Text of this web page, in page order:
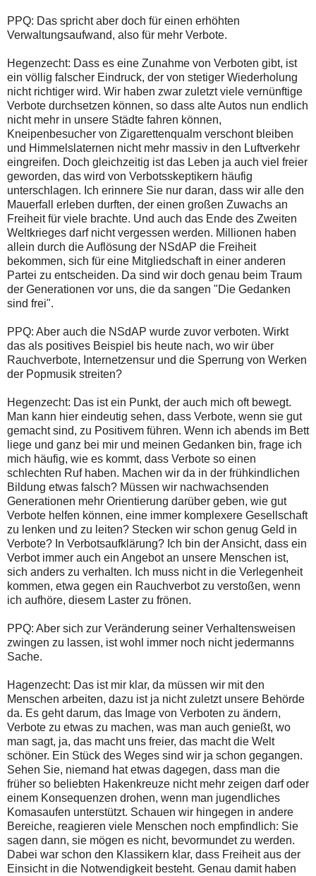
PPQ: Das spricht aber doch für einen erhöhten
Verwaltungsaufwand, also für mehr Verbote.
Hegenzecht: Dass es eine Zunahme von Verboten gibt, ist
ein völlig falscher Eindruck, der von stetiger Wiederholung
nicht richtiger wird. Wir haben zwar zuletzt viele vernünftige
Verbote durchsetzen können, so dass alte Autos nun endlich
nicht mehr in unsere Städte fahren können,
Kneipenbesucher von Zigarettenqualm verschont bleiben
und Himmelslaternen nicht mehr massiv in den Luftverkehr
eingreifen. Doch gleichzeitig ist das Leben ja auch viel freier
geworden, das wird von Verbotsskeptikern häufig
unterschlagen. Ich erinnere Sie nur daran, dass wir alle den
Mauerfall erleben durften, der einen großen Zuwachs an
Freiheit für viele brachte. Und auch das Ende des Zweiten
Weltkrieges darf nicht vergessen werden. Millionen haben
allein durch die Auflösung der NSdAP die Freiheit
bekommen, sich für eine Mitgliedschaft in einer anderen
Partei zu entscheiden. Da sind wir doch genau beim Traum
der Generationen vor uns, die da sangen "Die Gedanken
sind frei".
PPQ: Aber auch die NSdAP wurde zuvor verboten. Wirkt
das als positives Beispiel bis heute nach, wo wir über
Rauchverbote, Internetzensur und die Sperrung von Werken
der Popmusik streiten?
Hegenzecht: Das ist ein Punkt, der auch mich oft bewegt.
Man kann hier eindeutig sehen, dass Verbote, wenn sie gut
gemacht sind, zu Positivem führen. Wenn ich abends im Bett
liege und ganz bei mir und meinen Gedanken bin, frage ich
mich häufig, wie es kommt, dass Verbote so einen
schlechten Ruf haben. Machen wir da in der frühkindlichen
Bildung etwas falsch? Müssen wir nachwachsenden
Generationen mehr Orientierung darüber geben, wie gut
Verbote helfen können, eine immer komplexere Gesellschaft
zu lenken und zu leiten? Stecken wir schon genug Geld in
Verbote? In Verbotsaufklärung? Ich bin der Ansicht, dass ein
Verbot immer auch ein Angebot an unsere Menschen ist,
sich anders zu verhalten. Ich muss nicht in die Verlegenheit
kommen, etwa gegen ein Rauchverbot zu verstoßen, wenn
ich aufhöre, diesem Laster zu frönen.
PPQ: Aber sich zur Veränderung seiner Verhaltensweisen
zwingen zu lassen, ist wohl immer noch nicht jedermanns
Sache.
Hagenzecht: Das ist mir klar, da müssen wir mit den
Menschen arbeiten, dazu ist ja nicht zuletzt unsere Behörde
da. Es geht darum, das Image von Verboten zu ändern,
Verbote zu etwas zu machen, was man auch genießt, wo
man sagt, ja, das macht uns freier, das macht die Welt
schöner. Ein Stück des Weges sind wir ja schon gegangen.
Sehen Sie, niemand hat etwas dagegen, dass man die
früher so beliebten Hakenkreuze nicht mehr zeigen darf oder
einem Konsequenzen drohen, wenn man jugendliches
Komasaufen unterstützt. Schauen wir hingegen in andere
Bereiche, reagieren viele Menschen noch empfindlich: Sie
sagen dann, sie mögen es nicht, bevormundet zu werden.
Dabei war schon den Klassikern klar, dass Freiheit aus der
Einsicht in die Notwendigkeit besteht. Genau damit haben